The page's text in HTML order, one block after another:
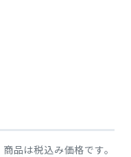
商品は税込み価格です。